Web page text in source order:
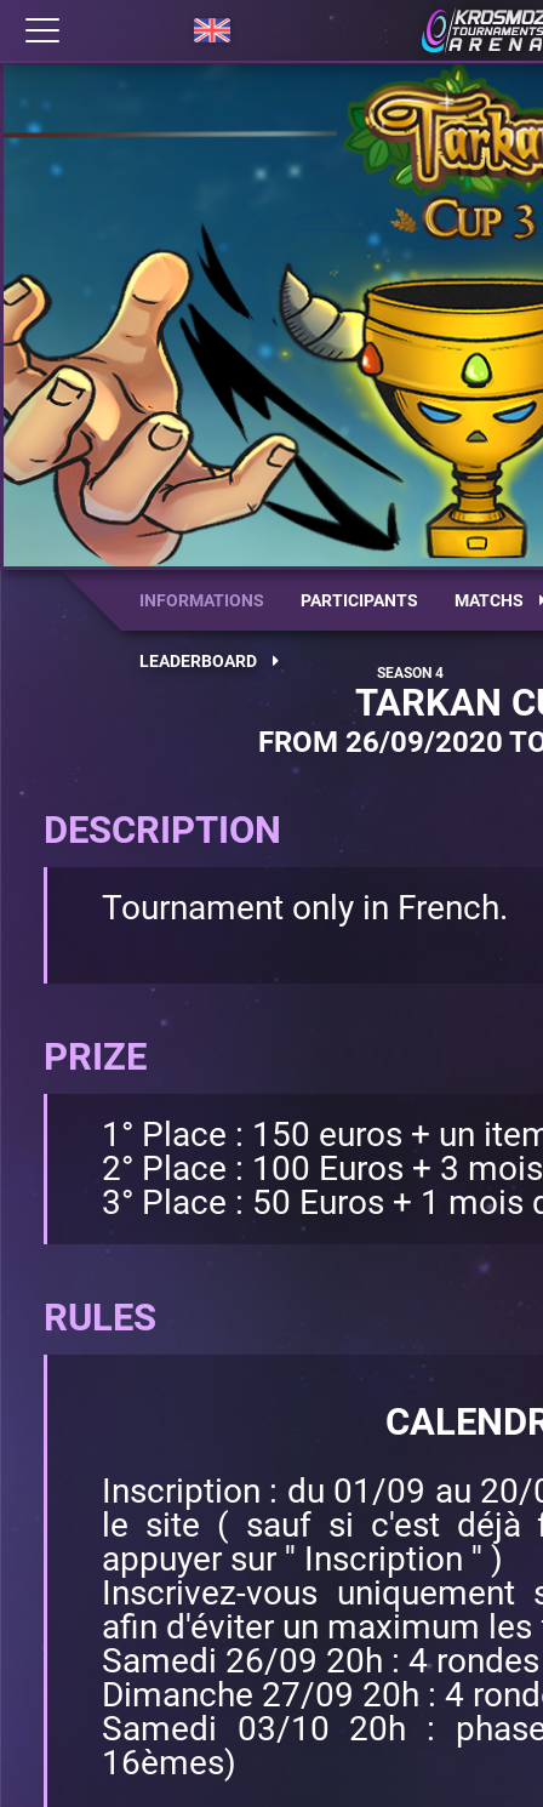
INFORMATIONS PARTICIPANTS MATCHS
LEADERBOARD
TARKAN
FROM 26/09/2020
DESCRIPTION
Tournament only in French.
PRIZE
1° Place : 150 euros + un
2° Place : 100 Euros + 3
3° Place : 50 Euros + 1 mois
RULES
Inscription : du 01/09 au
le site ( sauf si c'est
appuyer sur '' Inscription '' )
Inscrivez-vous
afin d'éviter un maximum
Samedi 26/09 20h : 4
Dimanche 27/09 20h : 4
Samedi 03/10 20h :
16èmes)